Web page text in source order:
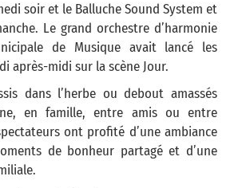
soir et le Balluche Sound System et
Le grand orchestre d’harmonie
de Musique avait lancé les
après-midi sur la scène Jour.
dans l’herbe ou debout amassés
en famille, entre amis ou entre
ont profité d’une ambiance
de bonheur partagé et d’une